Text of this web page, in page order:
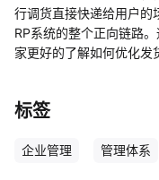
行调货直接快递给用户的
RP系统的整个正向链路
家更好的了解如何优化发
标签
企业管理 管理体系